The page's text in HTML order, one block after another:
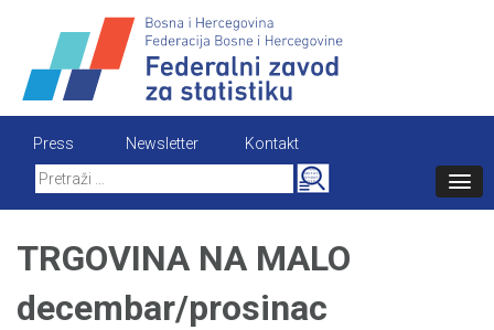
content
Press Newsletter
Kontakt
Search
for:
TRGOVINA NA MALO
decembar/prosinac